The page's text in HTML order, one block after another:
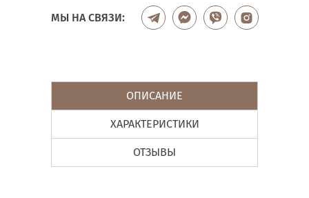
МЫ НА СВЯЗИ:
ОПИСАНИЕ
ХАРАКТЕРИСТИКИ
ОТЗЫВЫ